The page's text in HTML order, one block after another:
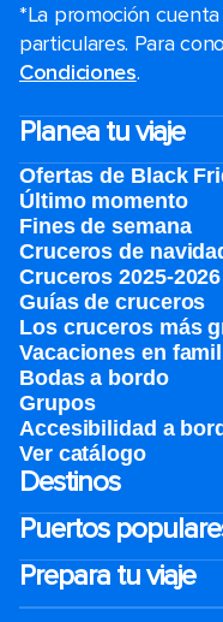
*La promoción
particulares. Para
Condiciones.
Planea tu viaje
Ofertas de Black
Último momento
Fines de semana
Cruceros de
Cruceros 2025-2026
Guías de cruceros
Los cruceros más
Vacaciones en
Bodas a bordo
Grupos
Accesibilidad a
Ver catálogo
Destinos
Puertos
Prepara tu viaje